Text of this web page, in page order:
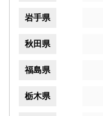
岩手県
秋田県
福島県
栃木県